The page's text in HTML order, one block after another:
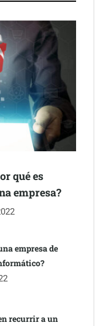
digital mensual de
de autónomo
qué es
empresa?
empresa de
recurrir a un